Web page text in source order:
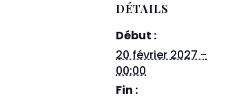
DÉTAILS
Début :
20 février 2027 -
00:00
Fin :